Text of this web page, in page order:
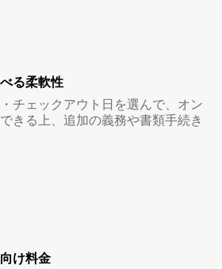
る柔軟性
チェックアウト日を選んで、オン
きる上、追加の義務や書類手続き
け料金